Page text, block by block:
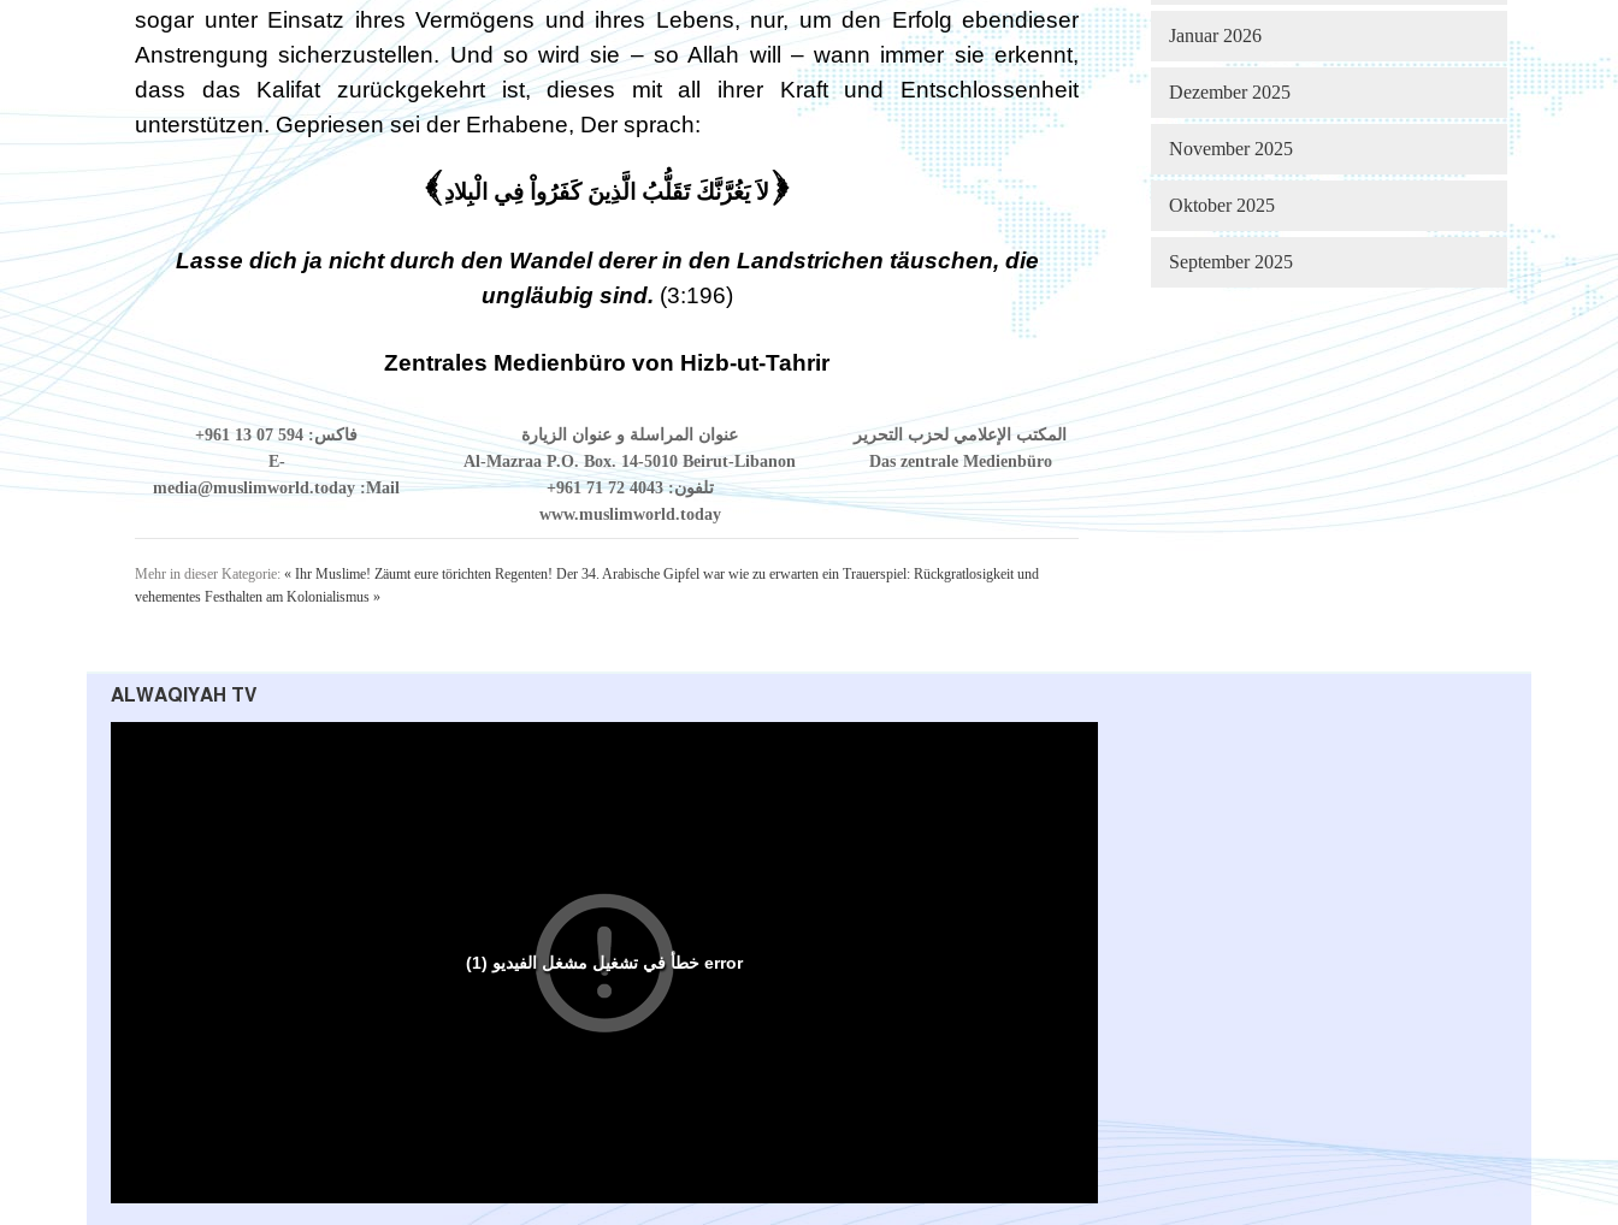
sogar unter Einsatz ihres Vermögens und ihres Lebens, nur, um den Erfolg ebendieser
Anstrengung sicherzustellen. Und so wird sie – so Allah will – wann immer sie erkennt,
dass das Kalifat zurückgekehrt ist, dieses mit all ihrer Kraft und Entschlossenheit
unterstützen. Gepriesen sei der Erhabene, Der sprach:
( لاَ يَغُرَّنَّكَ تَقَلُّبُ الَّذِينَ كَفَرُواْ فِي الْبِلادِ )
Lasse dich ja nicht durch den Wandel derer in den Landstrichen täuschen, die
ungläubig sind. (3:196)
Zentrales Medienbüro von Hizb-ut-Tahrir
المكتب الإعلامي لحزب التحرير
Das zentrale Medienbüro
عنوان المراسلة و عنوان الزيارة
Al-Mazraa P.O. Box. 14-5010 Beirut-Libanon
تلفون:+961 71 72 4043
www.muslimworld.today
فاكس:+961 13 07 594
E-
Mail:
media@muslimworld.today
Mehr in dieser Kategorie: « Ihr Muslime! Zäumt eure törichten Regenten! Der 34. Arabische Gipfel war wie zu erwarten ein Trauerspiel: Rückgratlosigkeit und
vehementes Festhalten am Kolonialismus »
Januar 2026
Dezember 2025
November 2025
Oktober 2025
September 2025
ALWAQIYAH TV